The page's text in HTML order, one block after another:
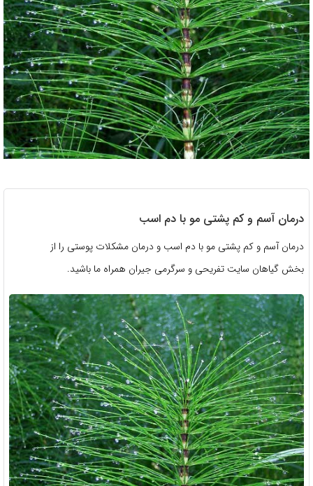
درمان آسم و کم پشتی مو با دم اسب
درمان آسم و کم پشتی مو با دم اسب و درمان مشکلات پوستی را از
بخش گیاهان سایت تفریحی و سرگرمی جیران همراه ما باشید.